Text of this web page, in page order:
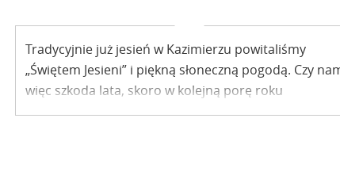
Tradycyjnie już jesień w Kazimierzu powitaliśmy
„Świętem Jesieni” i piękną słoneczną pogodą. Czy
więc szkoda lata, skoro w kolejną porę roku
wchodzimy tak słonecznie?